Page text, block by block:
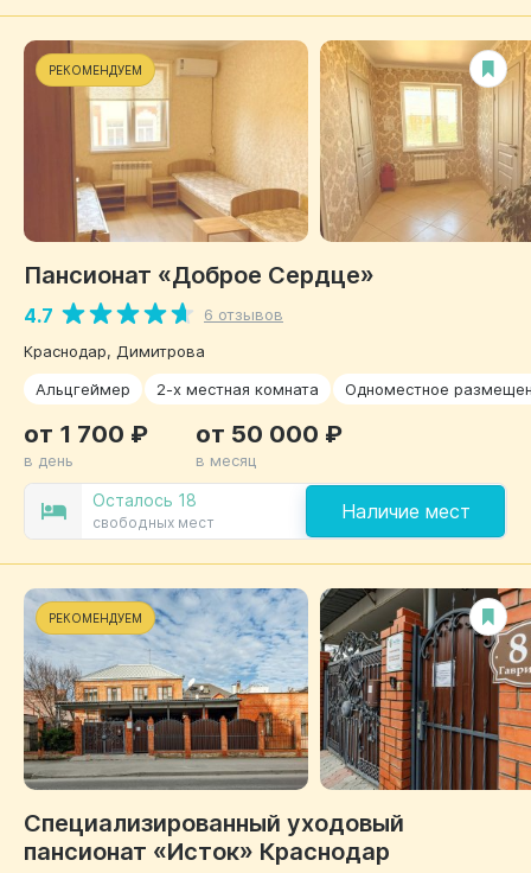
РЕКОМЕНДУЕМ
Пансионат «Доброе Сердце»
4.7
6 отзывов
Краснодар, Димитрова
Альцгеймер
2-х местная комната Одноместное
Осталось 18
свободных мест Наличие мест
от 1 700 ₽
в день
от 50 000 ₽
в месяц
РЕКОМЕНДУЕМ
Специализированный уходовый
пансионат «Исток» Краснодар